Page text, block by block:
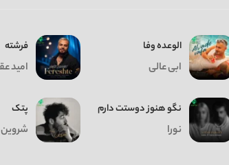
الوعده وفا
ابی عالی
فرشته
امید
نگو هنوز دوستت دارم
نورا
پتک